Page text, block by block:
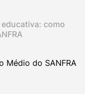
como